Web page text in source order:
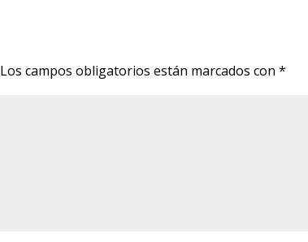
Los campos obligatorios están marcados con*